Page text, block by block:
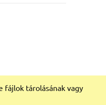
tárolásának vagy